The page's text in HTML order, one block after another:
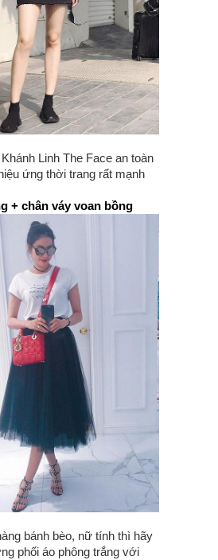
Linh The Face an toàn
ứng thời trang rất mạnh
+ chân váy voan bồng
bánh bèo, nữ tính thì hãy
phối áo phông trắng với